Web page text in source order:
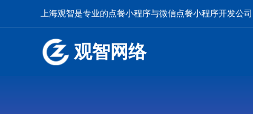
上海观智是专业的点餐小程序与微信点餐小程序开发公
观智网络